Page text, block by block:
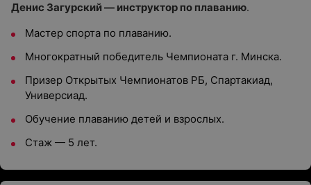
Денис Загурский — инструктор по плаванию.
Мастер спорта по плаванию.
Многократный победитель Чемпионата г. Минска.
Призер Открытых Чемпионатов РБ, Спартакиад,
Универсиад.
Обучение плаванию детей и взрослых.
Стаж — 5 лет.